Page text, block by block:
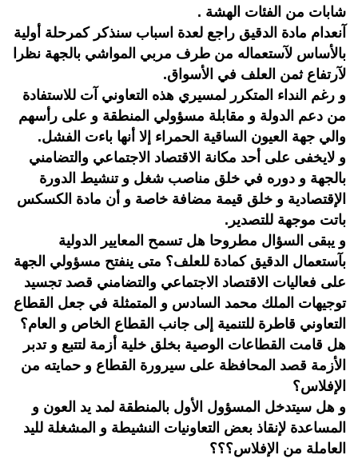
شابات من الفئات الهشة .
آنعدام مادة الدقيق راجع لعدة اسباب سنذكر كمرحلة أولية
بالأساس لآستعماله من طرف مربي المواشي بالجهة نظرا
لآرتفاع ثمن العلف في الأسواق.
و رغم النداء المتكرر لمسيري هذه التعاوني آت للاستفادة
من دعم الدولة و مقابلة مسؤولي المنطقة و على رأسهم
والي جهة العيون الساقية الحمراء إلا أنها باءت الفشل.
و لايخفى على أحد مكانة الاقتصاد الاجتماعي والتضامني
بالجهة و دوره في خلق مناصب شغل و تنشيط الدورة
الإقتصادية و خلق قيمة مضافة خاصة و أن مادة الكسكس
باتت موجهة للتصدير.
و يبقى السؤال مطروحا هل تسمح المعايير الدولية
بآستعمال الدقيق كمادة للعلف؟ متى ينفتح مسؤولي الجهة
على فعاليات الاقتصاد الاجتماعي والتضامني قصد تجسيد
توجيهات الملك محمد السادس و المتمثلة في جعل القطاع
التعاوني قاطرة للتنمية إلى جانب القطاع الخاص و العام؟
هل قامت القطاعات الوصية بخلق خلية أزمة لتتبع و تدبر
الأزمة قصد المحافظة على سيرورة القطاع و حمايته من
الإفلاس؟
و هل سيتدخل المسؤول الأول بالمنطقة لمد يد العون و
المساعدة لإنقاذ بعض التعاونيات النشيطة و المشغلة لليد
العاملة من الإفلاس؟؟؟